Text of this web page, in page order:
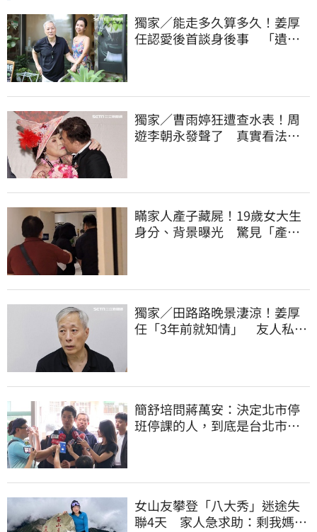
獨家／能走多久算多久！姜厚
任認愛後首談身後事 「遺囑
獨家／曹雨婷狂遭查水表！周
遊李朝永發聲了 真實看法曝
瞞家人產子藏屍！19歲女大生
身分、背景曝光 驚見「產檢
獨家／田路路晚景淒涼！姜厚
任「3年前就知情」 友人私下
簡舒培問蔣萬安：決定北市停
班停課的人，到底是台北市
女山友攀登「八大秀」迷途失
聯4天 家人急求助：剩我媽還